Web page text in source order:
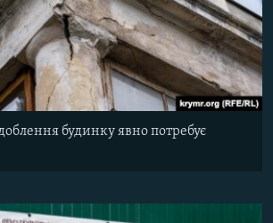
будинку явно потребує